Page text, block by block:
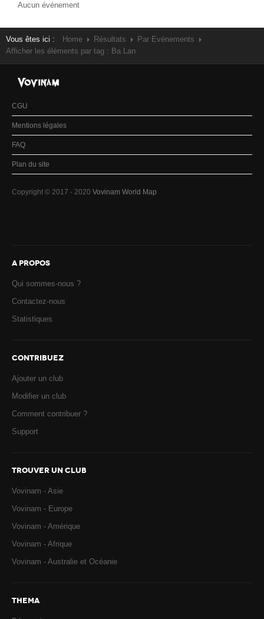
Aucun événement
Vous êtes ici : Home Résultats
Par Evénements
Afficher les éléments par tag : Ba Lan
CGU
Mentions légales
FAQ
Plan du site
Copyright © 2017 - 2020 Vovinam World Map
A PROPOS
Qui sommes-nous ?
Contactez-nous
Statistiques
CONTRIBUEZ
Ajouter un club
Modifier un club
Comment contribuer ?
Support
TROUVER UN CLUB
Vovinam - Asie
Vovinam - Europe
Vovinam - Amérique
Vovinam - Afrique
Vovinam - Australie et Océanie
THEMA